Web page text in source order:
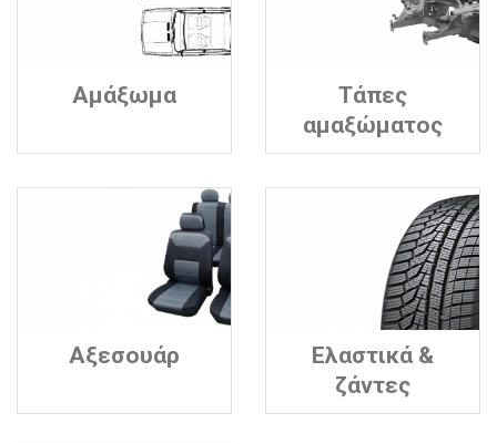
Αμάξωμα
Τάπες
αμαξώματος
Αξεσουάρ
Ελαστικά &
ζάντες